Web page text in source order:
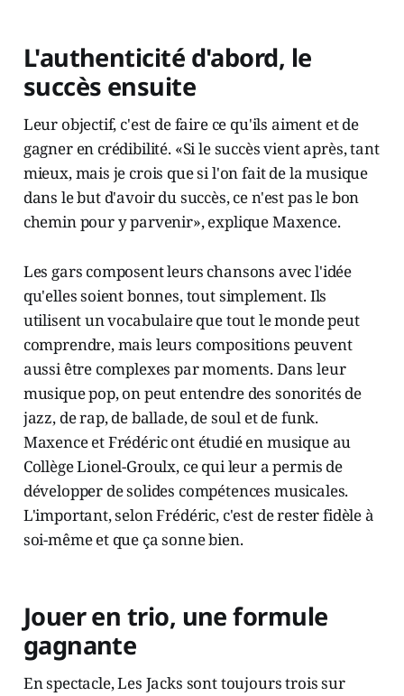
L'authenticité d'abord, le
succès ensuite
Leur objectif, c'est de faire ce qu'ils aiment et de
gagner en crédibilité. «Si le succès vient après, tant
mieux, mais je crois que si l'on fait de la musique
dans le but d'avoir du succès, ce n'est pas le bon
chemin pour y parvenir», explique Maxence.
Les gars composent leurs chansons avec l'idée
qu'elles soient bonnes, tout simplement. Ils
utilisent un vocabulaire que tout le monde peut
comprendre, mais leurs compositions peuvent
aussi être complexes par moments. Dans leur
musique pop, on peut entendre des sonorités de
jazz, de rap, de ballade, de soul et de funk.
Maxence et Frédéric ont étudié en musique au
Collège Lionel-Groulx, ce qui leur a permis de
développer de solides compétences musicales.
L'important, selon Frédéric, c'est de rester fidèle à
soi-même et que ça sonne bien.
Jouer en trio, une formule
gagnante
En spectacle, Les Jacks sont toujours trois sur